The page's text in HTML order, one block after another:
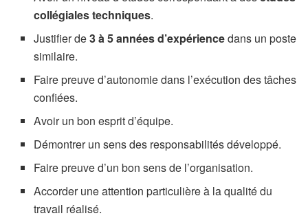
collégiales techniques.
Justifier de3 à 5 années d’expériencedans un poste
similaire.
Faire preuve d’autonomie dans l’exécution des tâches
confiées.
Avoir un bon esprit d’équipe.
Démontrer un sens des responsabilités développé.
Faire preuve d’un bon sens de l’organisation.
Accorder une attention particulière à la qualité du
travail réalisé.